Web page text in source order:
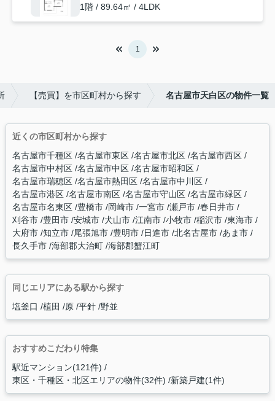
1階 / 89.64㎡ / 4LDK
1
【売買】を市区町村から探す 名古屋市天白区の物件一覧
近くの市区町村から探す
名古屋市千種区 名古屋市東区 名古屋市北区 名古屋市西区
名古屋市中村区 名古屋市中区 名古屋市昭和区
名古屋市瑞穂区 名古屋市熱田区 名古屋市中川区
名古屋市港区 名古屋市南区 名古屋市守山区 名古屋市緑区
名古屋市名東区 豊橋市 岡崎市 一宮市 瀬戸市 春日井市
刈谷市 豊田市 安城市 犬山市 江南市 小牧市 稲沢市 東海市
大府市 知立市 尾張旭市 豊明市 日進市 北名古屋市 あま市
長久手市 海部郡大治町 海部郡蟹江町
同じエリアにある駅から探す
塩釜口
植田 原 平針 野並
おすすめこだわり特集
駅近マンション(121件)
東区・千種区・北区エリアの物件(32件) 新築戸建(1件)